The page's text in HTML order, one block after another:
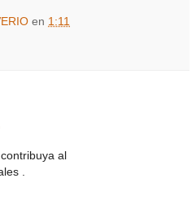
en 1:11
al
.